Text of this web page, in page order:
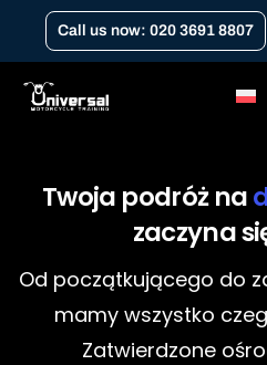
Call us now: 020 3691 8807
Twoja podróż na
zaczyna
Od początkującego do
mamy wszystko
Zatwierdzone